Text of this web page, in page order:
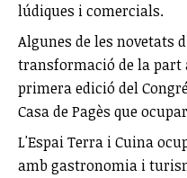
lúdiques i comercials.
Algunes de les novetats
transformació de la part
primera edició del
Casa de Pagès que
L'Espai Terra i Cuina
amb gastronomia i